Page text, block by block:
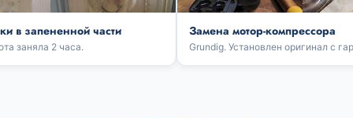
в запененной части
заняла 2 часа.
Замена мотор-компрессора
Grundig. Установлен оригинал с